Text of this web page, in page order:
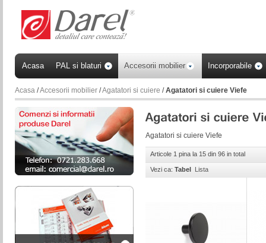
Agatatori si cuiere Viefe
Articole 1 pina la 15 din 96 in total
Vezi ca: Tabel Lista
Acasa PAL si blaturi Accesorii mobilier Incorporabile
Acasa /Accesorii mobilier /Agatatori si cuiere /Agatatori si cuiere Viefe